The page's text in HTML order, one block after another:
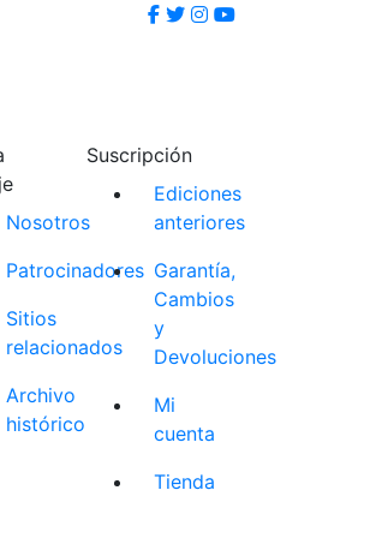
Nosotros
Patrocinadores
Sitios
relacionados
Archivo
histórico
Suscripción
Ediciones
anteriores
Garantía,
Cambios
y
Devoluciones
Mi
cuenta
Tienda